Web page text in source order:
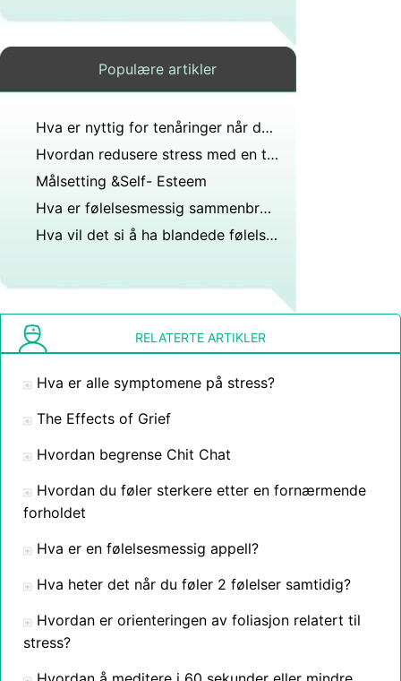
Populære artikler
Hva er nyttig for tenåringer når de håndterer stress?
Hvordan redusere stress med en travel livsstil
Målsetting &Self- Esteem
Hva er følelsesmessig sammenbrudd?
Hva vil det si å ha blandede følelser?
RELATERTE ARTIKLER
Hva er alle symptomene på stress?
The Effects of Grief
Hvordan begrense Chit Chat
Hvordan du føler sterkere etter en fornærmende
forholdet
Hva er en følelsesmessig appell?
Hva heter det når du føler 2 følelser samtidig?
Hvordan er orienteringen av foliasjon relatert til
stress?